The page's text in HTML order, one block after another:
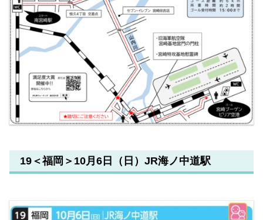
19＜福岡＞10月6日（日）JR海ノ中道駅